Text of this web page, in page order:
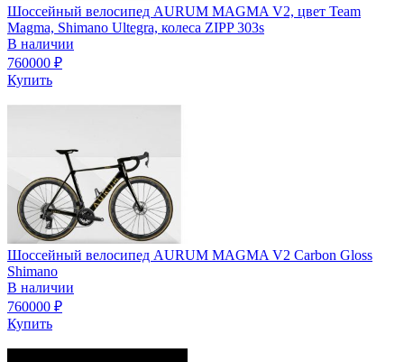
Шоссейный велосипед AURUM MAGMA V2, цвет Team
Magma, Shimano Ultegra, колеса ZIPP 303s
В наличии
760000 ₽
Купить
Шоссейный велосипед AURUM MAGMA V2 Carbon Gloss
Shimano
В наличии
760000 ₽
Купить